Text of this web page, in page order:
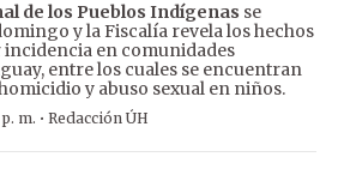
de los Pueblos Indígenas se
y la Fiscalía revela los hechos
incidencia en comunidades
entre los cuales se encuentran
y abuso sexual en niños.
m. · Redacción ÚH